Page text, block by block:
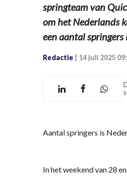
springteam van
om het Nederlands
een aantal
Redactie 14 juli 2025
Aantal springers is
In het weekend van 28